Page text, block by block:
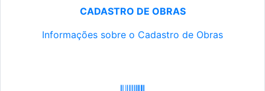
CADASTRO DE OBRAS
Informações sobre o Cadastro de Obras